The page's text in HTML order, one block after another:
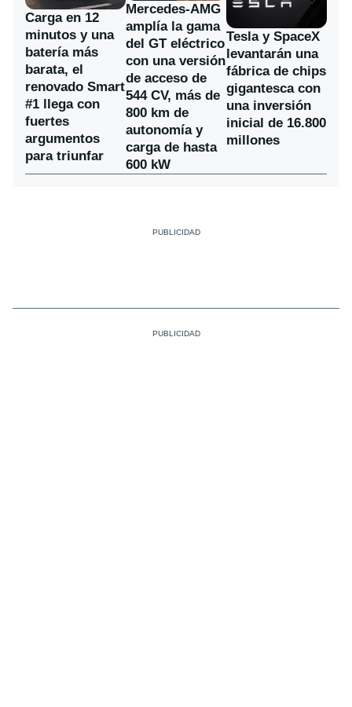
Carga en 12
minutos y una
batería más
barata, el
renovado Smart
#1 llega con
fuertes
argumentos
para triunfar
Mercedes-AMG
amplía la gama
del GT eléctrico
con una versión
de acceso de
544 CV, más de
800 km de
autonomía y
carga de hasta
600 kW
Tesla y SpaceX
levantarán una
fábrica de chips
gigantesca con
una inversión
inicial de 16.800
millones